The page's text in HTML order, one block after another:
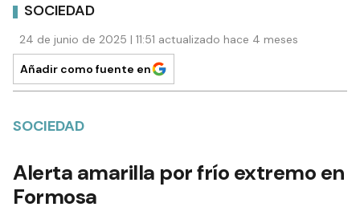
SOCIEDAD
24 de junio de 2025 | 11:51 actualizado hace 4 meses
Añadir como fuente en
SOCIEDAD
Alerta amarilla por frío extremo en
Formosa